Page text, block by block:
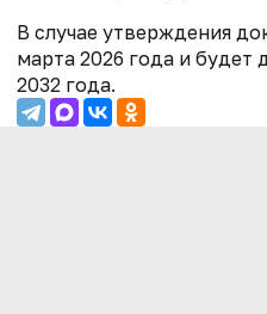
В случае утверждения
марта 2026 года и будет
2032 года.